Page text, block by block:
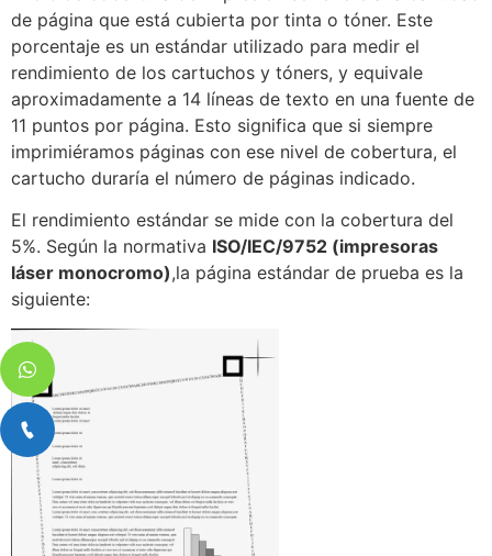
de página que está cubierta por tinta o tóner. Este
porcentaje es un estándar utilizado para medir el
rendimiento de los cartuchos y tóners, y equivale
aproximadamente a 14 líneas de texto en una fuente de
11 puntos por página. Esto significa que si siempre
imprimiéramos páginas con ese nivel de cobertura, el
cartucho duraría el número de páginas indicado.
El rendimiento estándar se mide con la cobertura del
5%. Según la normativa ISO/IEC/9752 (impresoras
láser monocromo),la página estándar de prueba es la
siguiente: